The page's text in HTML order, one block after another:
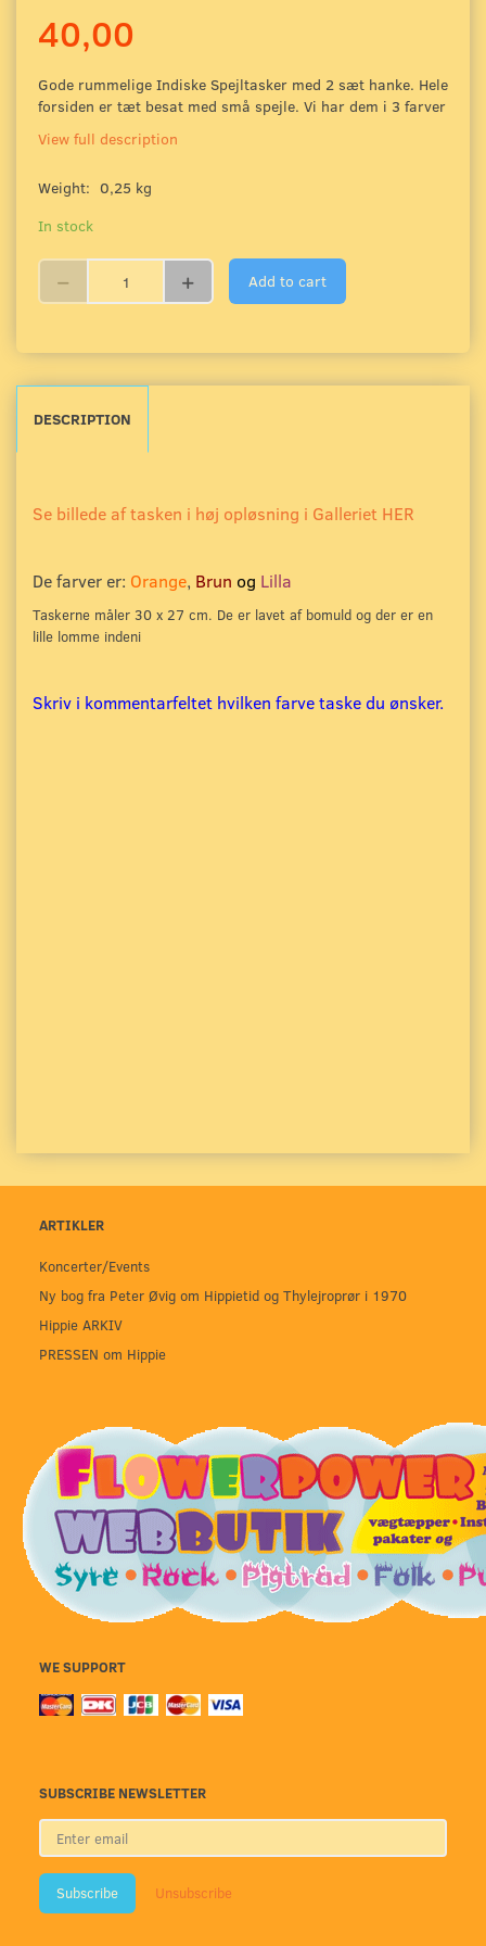
40,00
Gode rummelige Indiske Spejltasker med 2 sæt hanke. Hele
forsiden er tæt besat med små spejle. Vi har dem i 3 farver
View full description
Weight: 0,25 kg
In stock
Add to cart
DESCRIPTION
Se billede af tasken i høj opløsning i Galleriet HER
De farver er: Orange, Brun og Lilla
Taskerne måler 30 x 27 cm. De er lavet af bomuld og der er en
lille lomme indeni
Skriv i kommentarfeltet hvilken farve taske du ønsker.
ARTIKLER
Koncerter/Events
Ny bog fra Peter Øvig om Hippietid og Thylejroprør i 1970
Hippie ARKIV
PRESSEN om Hippie
WE SUPPORT
SUBSCRIBE NEWSLETTER
Enter
email
Subscribe Unsubscribe